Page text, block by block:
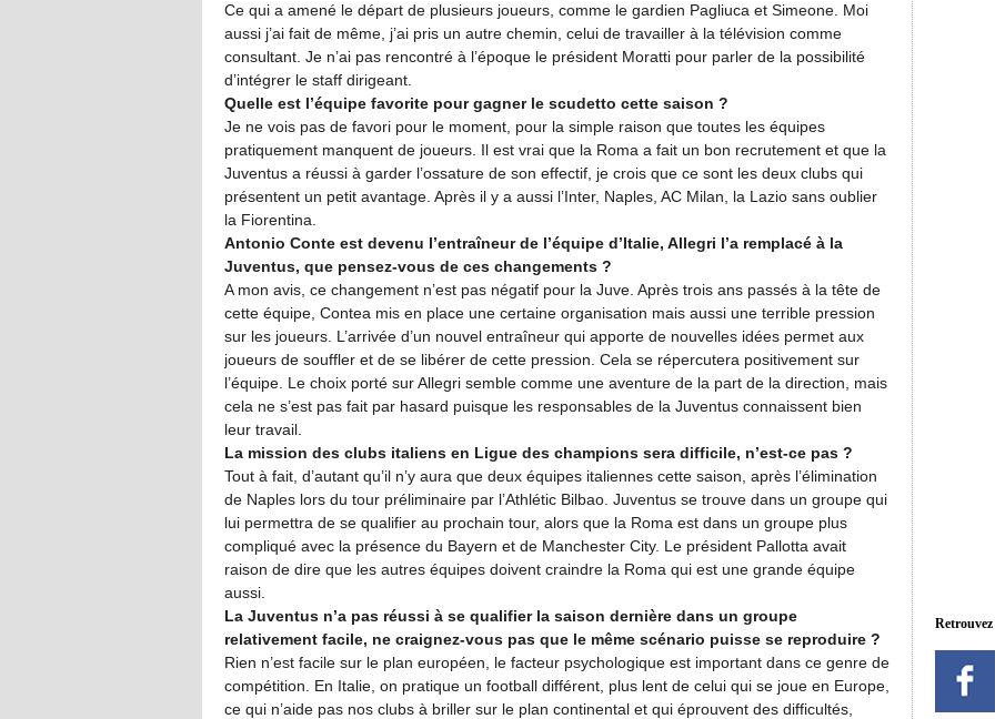
Ce qui a amené le départ de plusieurs joueurs, comme le gardien Pagliuca et Simeone. Moi
aussi j’ai fait de même, j’ai pris un autre chemin, celui de travailler à la télévision comme
consultant. Je n’ai pas rencontré à l’époque le président Moratti pour parler de la possibilité
d’intégrer le staff dirigeant.
Quelle est l’équipe favorite pour gagner le scudetto cette saison ?
Je ne vois pas de favori pour le moment, pour la simple raison que toutes les équipes
pratiquement manquent de joueurs. Il est vrai que la Roma a fait un bon recrutement et que la
Juventus a réussi à garder l’ossature de son effectif, je crois que ce sont les deux clubs qui
présentent un petit avantage. Après il y a aussi l’Inter, Naples, AC Milan, la Lazio sans oublier
la Fiorentina.
Antonio Conte est devenu l’entraîneur de l’équipe d’Italie, Allegri l’a remplacé à la
Juventus, que pensez-vous de ces changements ?
A mon avis, ce changement n’est pas négatif pour la Juve. Après trois ans passés à la tête de
cette équipe, Contea mis en place une certaine organisation mais aussi une terrible pression
sur les joueurs. L’arrivée d’un nouvel entraîneur qui apporte de nouvelles idées permet aux
joueurs de souffler et de se libérer de cette pression. Cela se répercutera positivement sur
l’équipe. Le choix porté sur Allegri semble comme une aventure de la part de la direction, mais
cela ne s’est pas fait par hasard puisque les responsables de la Juventus connaissent bien
leur travail.
La mission des clubs italiens en Ligue des champions sera difficile, n’est-ce pas ?
Tout à fait, d’autant qu’il n’y aura que deux équipes italiennes cette saison, après l’élimination
de Naples lors du tour préliminaire par l’Athlétic Bilbao. Juventus se trouve dans un groupe qui
lui permettra de se qualifier au prochain tour, alors que la Roma est dans un groupe plus
compliqué avec la présence du Bayern et de Manchester City. Le président Pallotta avait
raison de dire que les autres équipes doivent craindre la Roma qui est une grande équipe
aussi.
La Juventus n’a pas réussi à se qualifier la saison dernière dans un groupe
relativement facile, ne craignez-vous pas que le même scénario puisse se reproduire ?
Rien n’est facile sur le plan européen, le facteur psychologique est important dans ce genre de
compétition. En Italie, on pratique un football différent, plus lent de celui qui se joue en Europe,
ce qui n’aide pas nos clubs à briller sur le plan continental et qui éprouvent des difficultés,